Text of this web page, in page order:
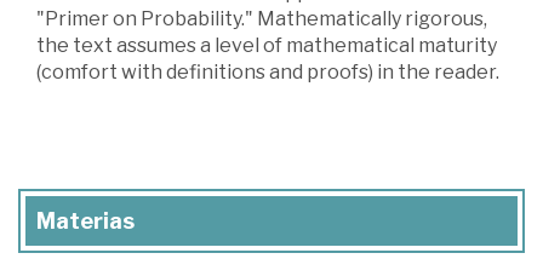
"Primer on Probability." Mathematically rigorous,
the text assumes a level of mathematical maturity
(comfort with definitions and proofs) in the reader.
Materias